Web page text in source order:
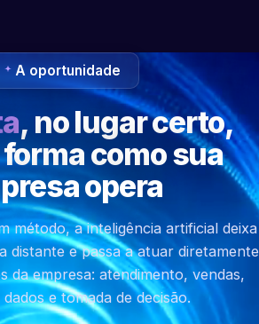
A oportunidade
, no lugar certo,
como sua
opera
método, a inteligência artificial deixa
distante e passa a atuar diretamente
da empresa: atendimento, vendas,
e tomada de decisão.